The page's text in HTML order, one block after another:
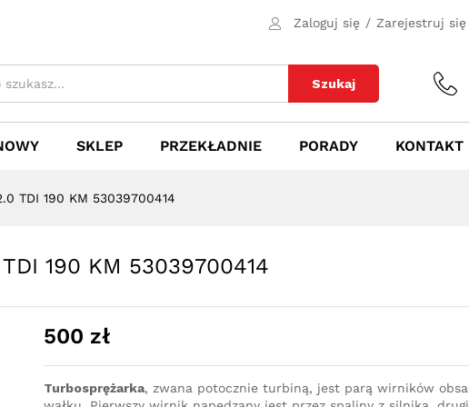
Zaloguj się / Zarejestruj się
Szukaj
SKLEP PRZEKŁADNIE PORADY KONTAKT
TDI 190 KM 53039700414
190 KM 53039700414
500 zł
Turbosprężarka, zwana potocznie turbiną, jest parą wirników
190 KM 53039700414
500zł